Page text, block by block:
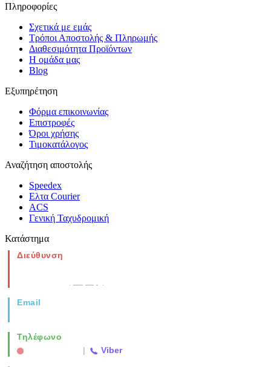
Πληροφορίες
Σχετικά με εμάς
Τρόποι Αποστολής & Πληρωμής
Διαθεσιμότητα Προϊόντων
Η ομάδα μας
Blog
Εξυπηρέτηση
Φόρμα επικοινωνίας
Επιστροφές
Όροι χρήσης
Τιμοκατάλογος
Αναζήτηση αποστολής
Speedex
Ελτα Courier
ACS
Γενική Ταχυδρομική
Κατάστημα
Διεύθυνση
Email
Τηλέφωνο
| Viber